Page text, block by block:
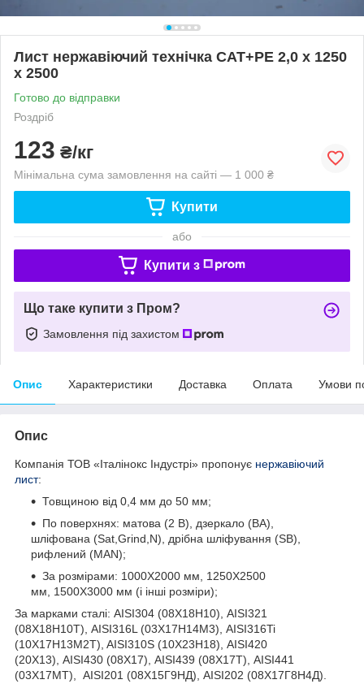
Лист нержавіючий технічка CAT+PE 2,0 х 1250
х 2500
Готово до відправки
Роздріб
123 ₴/кг
Мінімальна сума замовлення на сайті — 1 000 ₴
Купити
або
Купити з
Що таке купити з Пром?
Замовлення під захистом
Опис Характеристики Доставка Оплата Умови
Опис
Компанія ТОВ «Італінокс Індустрі» пропонує нержавіючий
лист:
Товщиною від 0,4 мм до 50 мм;
По поверхнях: матова (2 В), дзеркало (ВА),
шліфована (Sat,Grind,N), дрібна шліфування (SB),
рифлений (MAN);
За розмірами: 1000Х2000 мм, 1250Х2500
мм, 1500Х3000 мм (і інші розміри);
За марками сталі: AISI304 (08Х18Н10), AISI321
(08Х18Н10Т), AISI316L (03Х17Н14М3), AISI316Ti
(10Х17Н13М2T), AISI310S (10Х23Н18), AISI420
(20Х13), AISI430 (08Х17), AISI439 (08Х17Т), AISI441
(03Х17МТ), AISI201 (08Х15Г9НД), AISI202 (08Х17Г8Н4Д).